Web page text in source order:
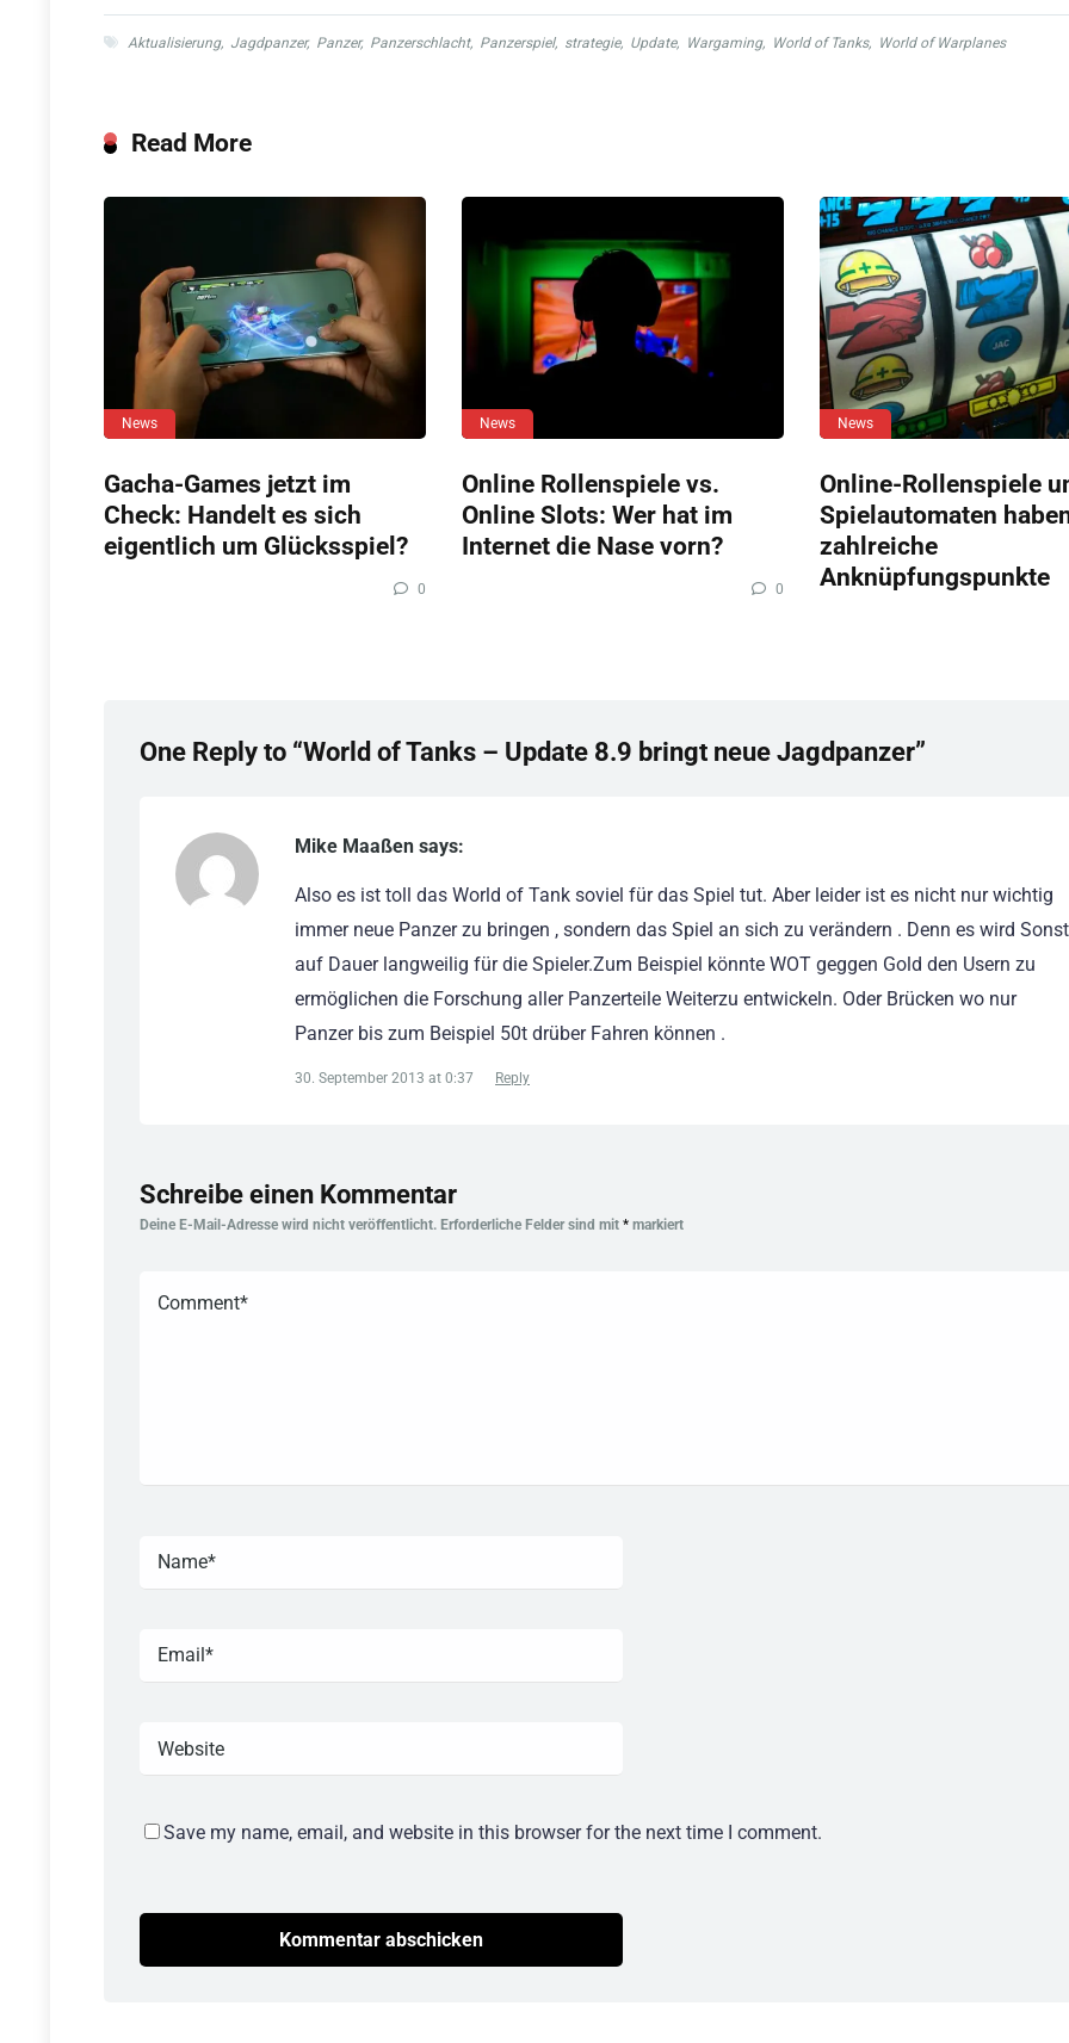
Aktualisierung, Jagdpanzer, Panzer, Panzerschlacht, Panzerspiel, strategie, Update, Wargaming, World of Tanks, World of Warplanes
Read More
News
Gacha-Games jetzt im
Check: Handelt es sich
eigentlich um Glücksspiel?
0
News
Online Rollenspiele vs.
Online Slots: Wer hat im
Internet die Nase vorn?
0
News
Online-Rollenspiele
Spielautomaten
zahlreiche
Anknüpfungspunkte
One Reply to “World of Tanks – Update 8.9 bringt neue Jagdpanzer”
Mike Maaßen says:
Also es ist toll das World of Tank soviel für das Spiel tut. Aber leider ist es nicht nur wichtig
immer neue Panzer zu bringen , sondern das Spiel an sich zu verändern . Denn es wird Sonst
auf Dauer langweilig für die Spieler.Zum Beispiel könnte WOT geggen Gold den Usern zu
ermöglichen die Forschung aller Panzerteile Weiterzu entwickeln. Oder Brücken wo nur
Panzer bis zum Beispiel 50t drüber Fahren können .
30. September 2013 at 0:37 Reply
Schreibe einen Kommentar
Deine E-Mail-Adresse wird nicht veröffentlicht. Erforderliche Felder sind mit * markiert
Save my name, email, and website in this browser for the next time I comment.